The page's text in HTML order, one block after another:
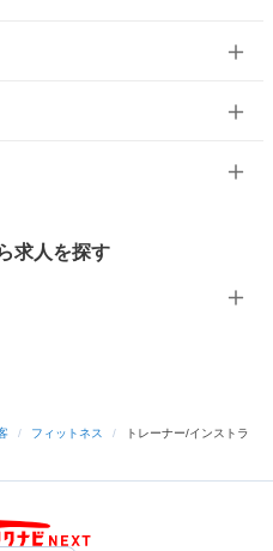
求人を探す
/ フィットネス /
トレーナー/インストラ